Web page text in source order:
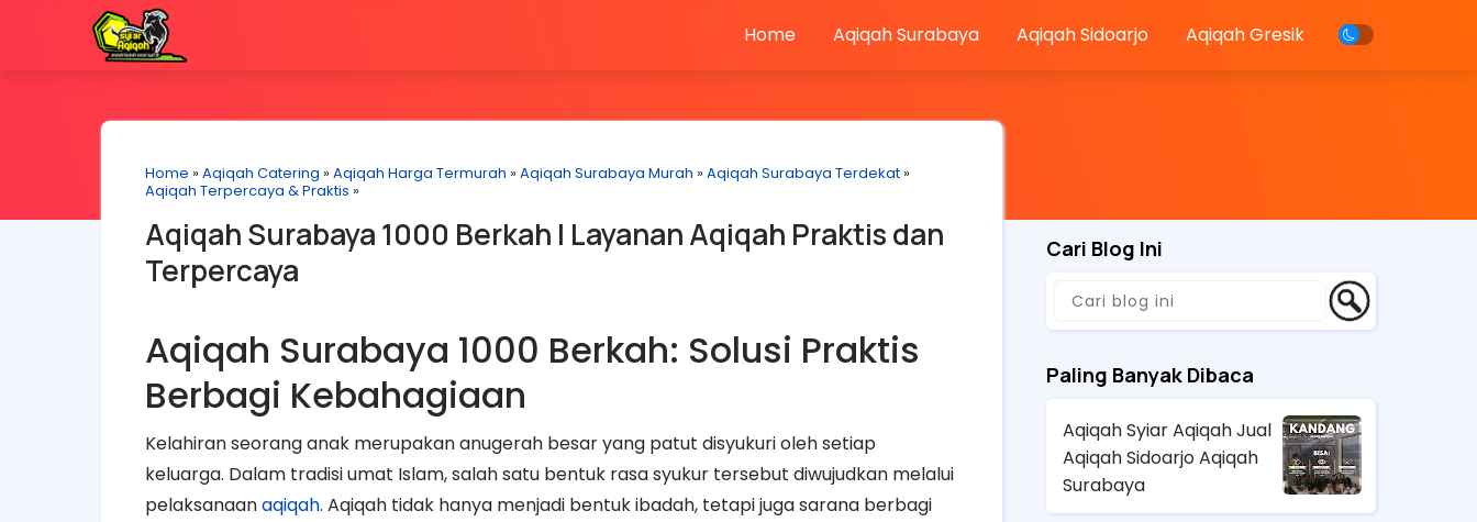
Home Aqiqah Surabaya Aqiqah Sidoarjo Aqiqah Gresik
Home »Aqiqah Catering »Aqiqah Harga Termurah »Aqiqah Surabaya Murah »Aqiqah Surabaya Terdekat »
Aqiqah Terpercaya & Praktis »
Aqiqah Surabaya 1000 Berkah | Layanan Aqiqah Praktis dan
Terpercaya
Aqiqah Surabaya 1000 Berkah: Solusi Praktis
Berbagi Kebahagiaan
Kelahiran seorang anak merupakan anugerah besar yang patut disyukuri oleh setiap
keluarga. Dalam tradisi umat Islam, salah satu bentuk rasa syukur tersebut diwujudkan melalui
pelaksanaanaqiqah. Aqiqah tidak hanya menjadi bentuk ibadah, tetapi juga sarana berbagi
Cari Blog Ini
Paling Banyak Dibaca
Aqiqah Syiar Aqiqah Jual
Aqiqah Sidoarjo Aqiqah
Surabaya